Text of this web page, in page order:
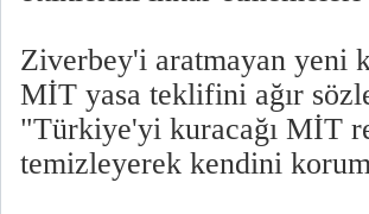
Ziverbey'i aratmayan yeni
MİT yasa teklifini ağır
"Türkiye'yi kuracağı MİT
temizleyerek kendini